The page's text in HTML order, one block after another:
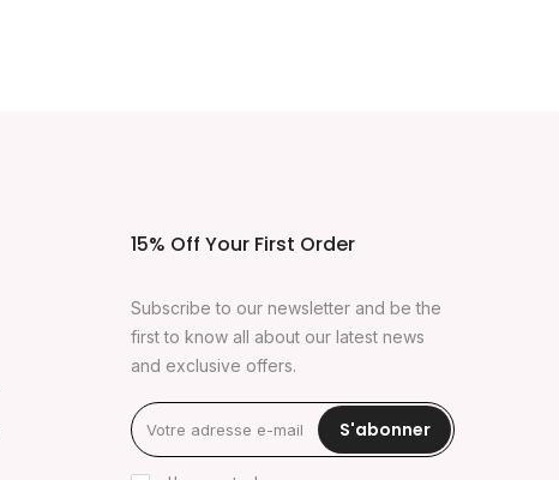
15% Off Your First Order
Subscribe to our newsletter and be the
first to know all about our latest news
and exclusive offers.
S'abonner